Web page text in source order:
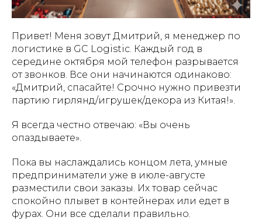
Привет! Меня зовут Дмитрий, я менеджер по
логистике в GC Logistic. Каждый год в
середине октября мой телефон разрывается
от звонков. Все они начинаются одинаково:
«Дмитрий, спасайте! Срочно нужно привезти
партию гирлянд/игрушек/декора из Китая!».
Я всегда честно отвечаю: «Вы очень
опаздываете».
Пока вы наслаждались концом лета, умные
предприниматели уже в июле-августе
разместили свои заказы. Их товар сейчас
спокойно плывет в контейнерах или едет в
фурах. Они все сделали правильно.